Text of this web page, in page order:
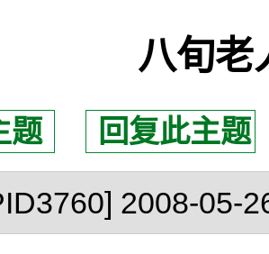
八旬老
题 回复此主题
2008-05-